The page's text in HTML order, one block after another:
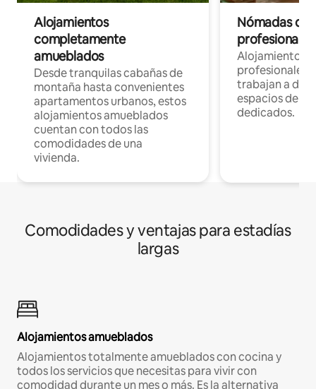
Alojamientos
completamente
amueblados
Desde tranquilas cabañas de
montaña hasta convenientes
apartamentos urbanos, estos
alojamientos amueblados
cuentan con todos las
comodidades de una
vivienda.
Nómadas
Alojamientos
profesionales
trabajan a
espacios de
dedicados.
Comodidades y ventajas para estadías
largas
Alojamientos amueblados
Alojamientos totalmente amueblados con cocina y
todos los servicios que necesitas para vivir con
comodidad durante un mes o más. Es la alternativa